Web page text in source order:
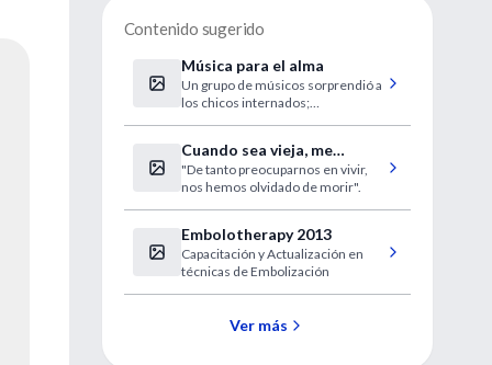
Contenido sugerido
Música para el alma
Un grupo de músicos sorprendió a
los chicos internados;
solidario que nació hace 2 años
Cuando sea vieja, me
moriré
"De tanto preocuparnos en vivir,
nos hemos olvidado de morir".
Embolotherapy 2013
Capacitación y Actualización en
técnicas de Embolización
Ver más